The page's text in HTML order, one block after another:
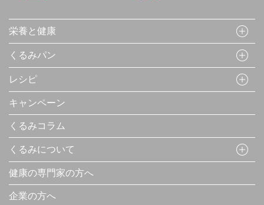
栄養と健康
くるみパン
レシピ
キャンペーン
くるみコラム
くるみについて
健康の専門家の方へ
企業の方へ